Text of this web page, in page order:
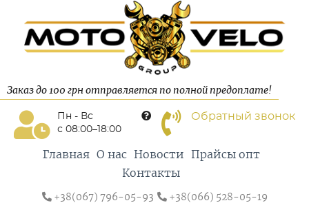
Заказ до 100 грн отправляется по полной предоплате!
Пн - Вс
с 08:00–18:00
Обратный звонок
Главная О нас Новости
Прайсы опт
Контакты
+38(067) 796-05-93
+38(066) 528-05-19